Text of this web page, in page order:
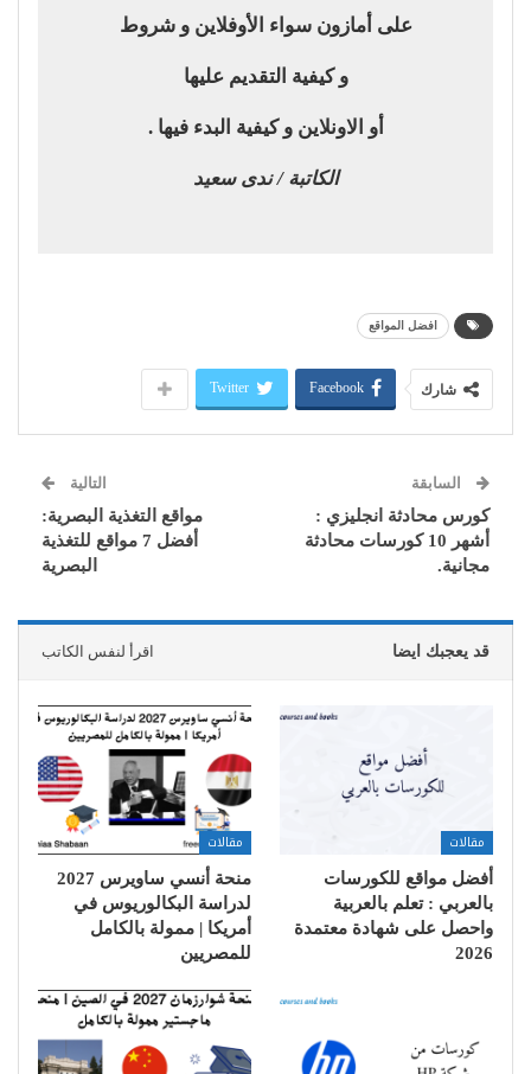
على أمازون سواء الأوفلاين و شروط
و كيفية التقديم عليها
أو الاونلاين و كيفية البدء فيها .
الكاتبة / ندى سعيد
افضل المواقع
شارك Facebook
Twitter
السابقة
كورس محادثة انجليزي :
أشهر 10 كورسات محادثة
مجانية.
التالية
مواقع التغذية البصرية:
أفضل 7 مواقع للتغذية
البصرية
قد يعجبك ايضا اقرأ لنفس الكاتب
مقالات
أفضل مواقع للكورسات
بالعربي : تعلم بالعربية
واحصل على شهادة معتمدة
2026
مقالات
منحة أنسي ساويرس 2027
لدراسة البكالوريوس في
أمريكا | ممولة بالكامل
للمصريين